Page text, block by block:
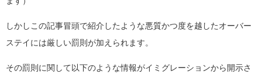
しかしこの記事冒頭で紹介したような悪質かつ度を越したオーバー
ステイには厳しい罰則が加えられます。
その罰則に関して以下のような情報がイミグレーションから開示さ